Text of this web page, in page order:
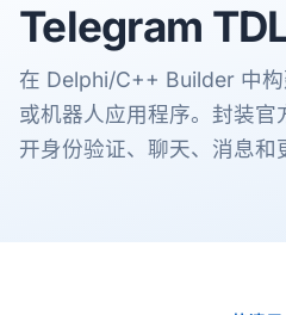
Telegram
在 Delphi/C++ Builder 中
或机器人应用程序。封装
开身份验证、聊天、消息和